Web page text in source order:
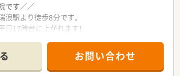
です／／
駅より徒歩8分です。
17時台に上がれます！
いたします。
も密に行っており、薬剤師として成長できる環境
お問い合わせ